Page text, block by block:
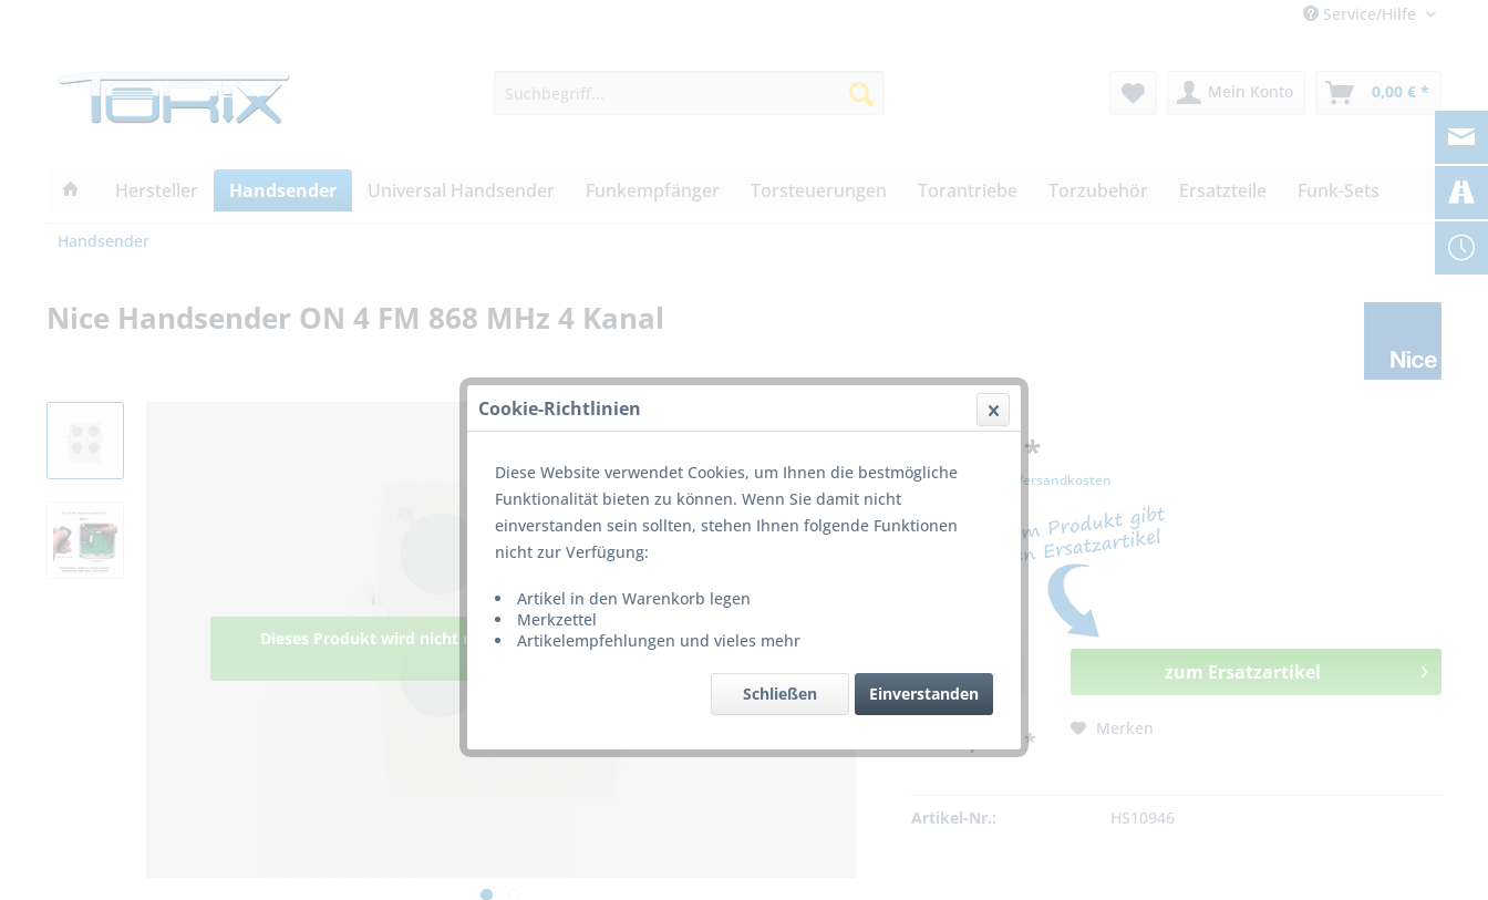
Service/Hilfe
Mein Konto 0,00 € *
Hersteller Handsender Universal Handsender Funkempfänger Torsteuerungen Torantriebe Torzubehör Ersatzteile Funk-Sets
Handsender
Nice Handsender ON 4 FM 868 MHz 4 Kanal
Dieses Produkt wird nicht mehr produziert bzw. ist nicht mehr
42,00 € *
inkl. MwSt. zzgl. Versandkosten
26,00 € *
zum Ersatzartikel
Merken
Artikel-Nr.: HS10946
Cookie-Richtlinien
Diese Website verwendet Cookies, um Ihnen die bestmögliche
Funktionalität bieten zu können. Wenn Sie damit nicht
einverstanden sein sollten, stehen Ihnen folgende Funktionen
nicht zur Verfügung:
Artikel in den Warenkorb legen
Merkzettel
Artikelempfehlungen und vieles mehr
Einverstanden
Schließen